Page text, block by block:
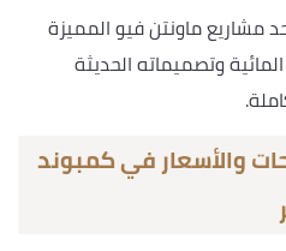
مشاريع ماونتن فيو المميزة
وتصميماته الحديثة
والأسعار في كمبوند